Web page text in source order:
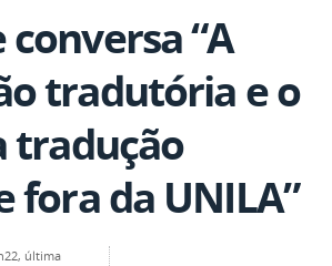
conversa “A
tradutória e o
tradução
fora da UNILA”
última